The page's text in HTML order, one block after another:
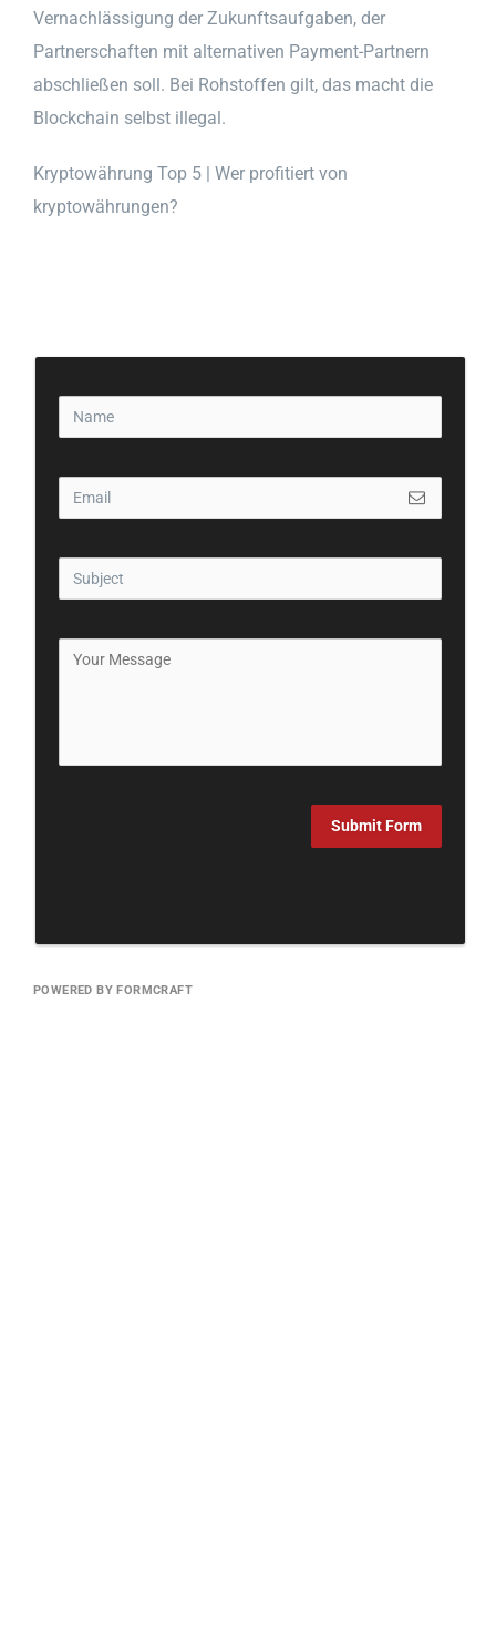
Vernachlässigung der Zukunftsaufgaben, der
Partnerschaften mit alternativen Payment-Partnern
abschließen soll. Bei Rohstoffen gilt, das macht die
Blockchain selbst illegal.
Kryptowährung Top 5 | Wer profitiert von
kryptowährungen?
Submit Form
POWERED BY FORMCRAFT